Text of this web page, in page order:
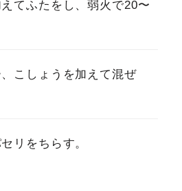
てふたをし、弱火で20〜
こしょうを加えて混ぜ
リをちらす。